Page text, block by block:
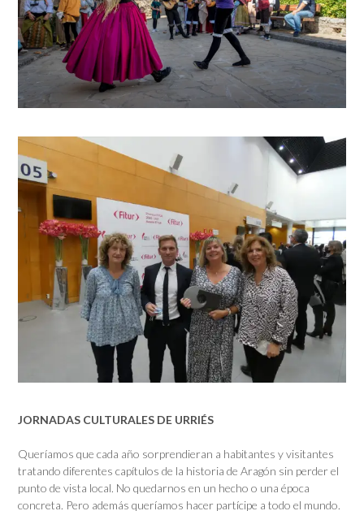
JORNADAS CULTURALES DE URRIÉS
Queríamos que cada año sorprendieran a habitantes y visitantes
tratando diferentes capítulos de la historia de Aragón sin perder el
punto de vista local. No quedarnos en un hecho o una época
concreta. Pero además queríamos hacer partícipe a todo el mundo.